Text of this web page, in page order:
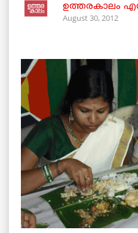
ഉത്തരകാലം
August 30, 2012